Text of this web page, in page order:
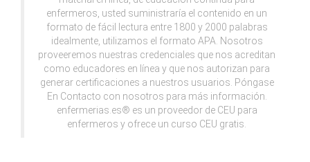
enfermeros, usted suministraría el contenido en un
formato de fácil lectura entre 1800 y 2000 palabras
idealmente, utilizamos el formato APA. Nosotros
proveeremos nuestras credenciales que nos acreditan
como educadores en línea y que nos autorizan para
generar certificaciones a nuestros usuarios. Póngase
En Contacto con nosotros para más información.
enfermerias.es® es un proveedor de CEU para
enfermeros y ofrece un curso CEU gratis.